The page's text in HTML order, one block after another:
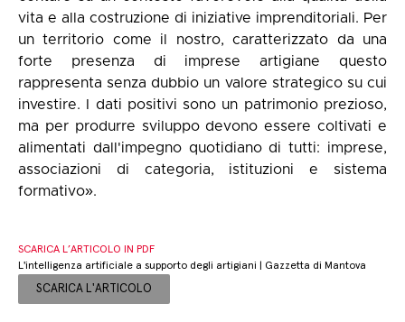
vita e alla costruzione di iniziative imprenditoriali. Per
un territorio come il nostro, caratterizzato da una
forte presenza di imprese artigiane questo
rappresenta senza dubbio un valore strategico su cui
investire. I dati positivi sono un patrimonio prezioso,
ma per produrre sviluppo devono essere coltivati e
alimentati dall'impegno quotidiano di tutti: imprese,
associazioni di categoria, istituzioni e sistema
formativo».
SCARICA L’ARTICOLO IN PDF
L'intelligenza artificiale a supporto degli artigiani | Gazzetta di Mantova
SCARICA L'ARTICOLO